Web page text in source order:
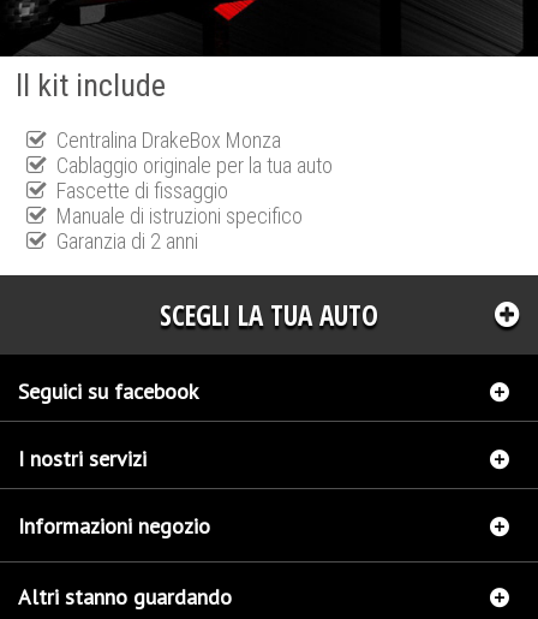
Il kit include
Centralina DrakeBox Monza
Cablaggio originale per la tua auto
Fascette di fissaggio
Manuale di istruzioni specifico
Garanzia di 2 anni
SCEGLI LA TUA AUTO
Seguici su facebook
I nostri servizi
Informazioni negozio
Altri stanno guardando